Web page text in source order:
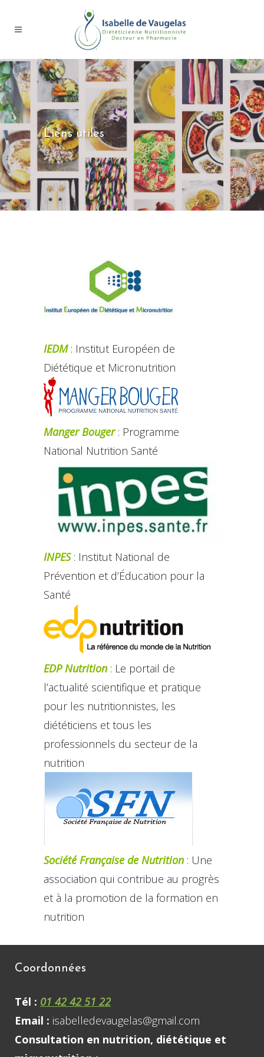
Liens utiles
IEDM: Institut Européen de
Diététique et Micronutrition
Manger Bouger: Programme
National Nutrition Santé
INPES: Institut National de
Prévention et d’Éducation pour la
Santé
EDP Nutrition: Le portail de
l’actualité scientifique et pratique
pour les nutritionnistes, les
diététiciens et tous les
professionnels du secteur de la
nutrition
Société Française de Nutrition: Une
association qui contribue au progrès
et à la promotion de la formation en
nutrition
Coordonnées
Tél : 01 42 42 51 22
Email : isabelledevaugelas@gmail.com
Consultation en nutrition, diététique et